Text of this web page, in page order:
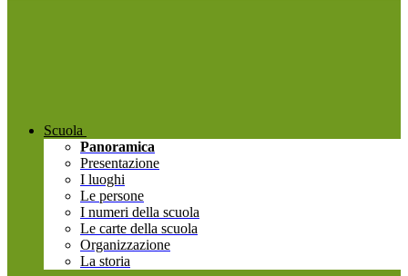
Scuola
Panoramica
Presentazione
I luoghi
Le persone
I numeri della scuola
Le carte della scuola
Organizzazione
La storia